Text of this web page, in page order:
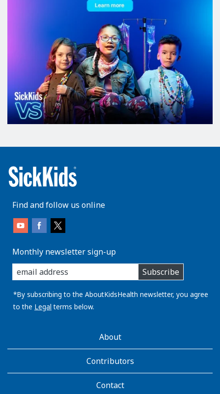
Find and follow us online
Monthly newsletter sign-up
enter
you
email
address:
Subscribe
*By subscribing to the AboutKidsHealth newsletter, you agree
to the Legal terms below.
AboutKidsHealthAbout
Contributors
Contact